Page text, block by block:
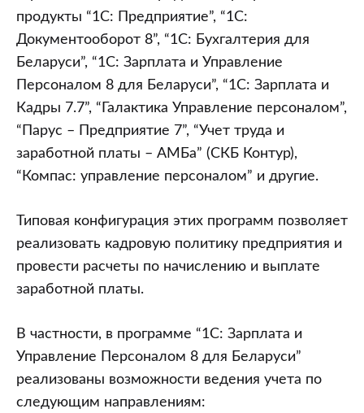
продукты “1С: Предприятие”, “1С:
Документооборот 8”, “1С: Бухгалтерия для
Беларуси”, “1С: Зарплата и Управление
Персоналом 8 для Беларуси”, “1С: Зарплата и
Кадры 7.7”, “Галактика Управление персоналом”,
“Парус – Предприятие 7”, “Учет труда и
заработной платы – АМБа” (СКБ Контур),
“Компас: управление персоналом” и другие.
Типовая конфигурация этих программ позволяет
реализовать кадровую политику предприятия и
провести расчеты по начислению и выплате
заработной платы.
В частности, в программе “1С: Зарплата и
Управление Персоналом 8 для Беларуси”
реализованы возможности ведения учета по
следующим направлениям: